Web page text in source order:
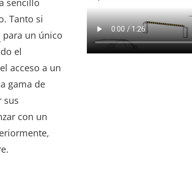
sencillo
Tanto si
para un único
el
acceso a un
gama de
sus
con un